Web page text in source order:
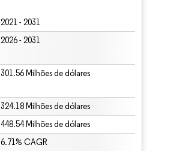
2021 - 2031
2026 - 2031
301.56 Milhões de dólares
324.18 Milhões de dólares
448.54 Milhões de dólares
6.71% CAGR